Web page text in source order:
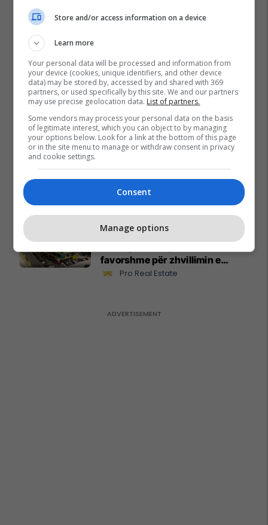
Banka Ekonomike
Plan B Creative rrit ndikimin e
biznesit tuaj online
Plan B
Kosovë? Njihuni me
GjejeMjekun.com
Lokal 517m² me tarracë në shitje
favorshme për zhvillimin e
biznesit #15796
Pro Real Estate
Store and/or access information on a device
Learn more
Your personal data will be processed and information from
your device (cookies, unique identifiers, and other device
data) may be stored by, accessed by and shared with 369
partners, or used specifically by this site. We and our partners
may use precise geolocation data. List of partners.
Some vendors may process your personal data on the basis
of legitimate interest, which you can object to by managing
your options below. Look for a link at the bottom of this page
or in the site menu to manage or withdraw consent in privacy
and cookie settings.
Consent
Manage options